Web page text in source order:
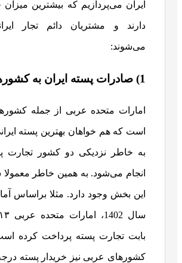
ایران می‌پردازیم که بیشترین میزان
دارند و مشتریان دائم تجار
می‌شوند:
1) صادرات پسته ایران به کشورهای عربی
امارات متحده عربی از جمله
است که هم خواهان بهترین پسته
به خاطر نزدیکی دو کشور تجارت
انجام می‌شود. به همین خاطر
بابت تجارت پسته پرداخت کرده
کشورهای عربی نیز خریدار پسته